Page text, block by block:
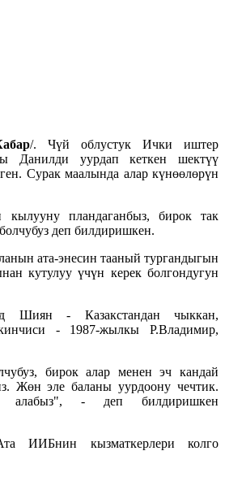
/. Чүй облустук Ички иштер
Данилди уурдап кеткен шектүү
Сурак маалында алар күнөөлөрүн
кылууну пландаганбыз, бирок так
деп билдиришкен.
ата-энесин тааный тургандыгын
кутулуу үчүн керек болгондугун
Шиян - Казакстандан чыккан,
- 1987-жылкы Р.Владимир,
бирок алар менен эч кандай
Жөн эле баланы уурдоону чечтик.
алабыз", - деп билдиришкен
ИИБнин кызматкерлери колго